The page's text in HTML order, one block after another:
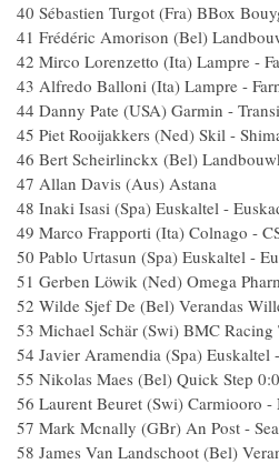
40 Sébastien Turgot (Fra) BBox
41 Frédéric Amorison (Bel)
42 Mirco Lorenzetto (Ita) Lampre -
43 Alfredo Balloni (Ita) Lampre -
44 Danny Pate (USA) Garmin -
45 Piet Rooijakkers (Ned) Skil -
46 Bert Scheirlinckx (Bel)
47 Allan Davis (Aus) Astana
48 Inaki Isasi (Spa) Euskaltel -
49 Marco Frapporti (Ita) Colnago -
50 Pablo Urtasun (Spa) Euskaltel -
51 Gerben Löwik (Ned) Omega
52 Wilde Sjef De (Bel) Verandas
53 Michael Schär (Swi) BMC Racing
54 Javier Aramendia (Spa) Euskaltel
55 Nikolas Maes (Bel) Quick Step
56 Laurent Beuret (Swi) Carmiooro -
57 Mark Mcnally (GBr) An Post -
58 James Van Landschoot (Bel)